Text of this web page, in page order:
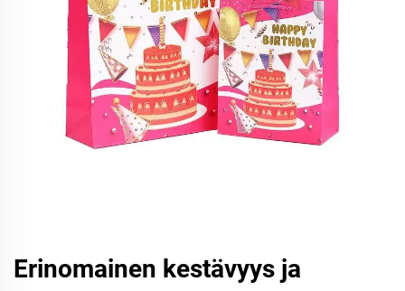
Erinomainen kestävyys ja